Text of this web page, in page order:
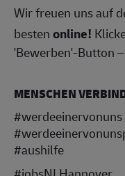
Wir freuen uns auf
bestenonline!
'Bewerben'-Button
MENSCHEN
#werdeeinervonuns
#aushilfe